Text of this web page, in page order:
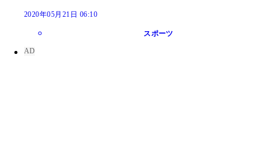
2020年05月21日 06:10
スポーツ